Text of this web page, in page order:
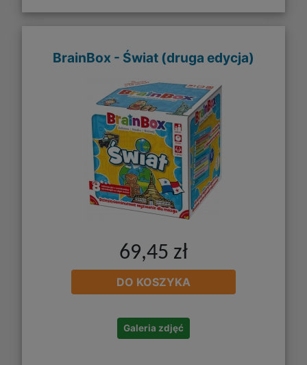
BrainBox - Świat (druga edycja)
69,45 zł
DO KOSZYKA
Galeria zdjęć